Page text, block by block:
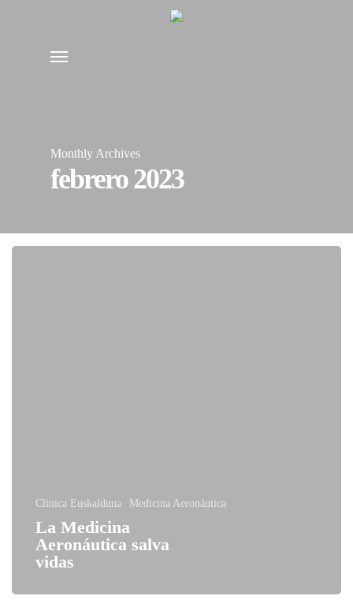
Menu
Monthly Archives
febrero 2023
Clinica Euskalduna Medicina Aeronáutica
La Medicina
Aeronáutica salva
vidas